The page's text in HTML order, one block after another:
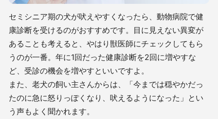
セミシニア期の犬が吠えやすくなったら、動物病院で健
康診断を受けるのがおすすめです。目に見えない異変が
あることも考えると、やはり獣医師にチェックしてもら
うのが一番。年に1回だった健康診断を2回に増やすな
ど、受診の機会を増やすといいですよ。
また、老犬の飼い主さんからは、「今までは穏やかだっ
たのに急に怒りっぽくなり、吠えるようになった」とい
う声もよく聞かれます。